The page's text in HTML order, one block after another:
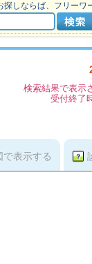
探しならば、フリー
検索結果で表示
受付終了
で表示する